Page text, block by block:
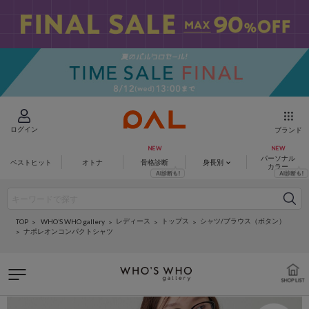
ログイン ブランド
ベストヒット オトナ 骨格診断 身長別
パーソナル
カラー
TOP WHO’S WHO gallery レディース トップス
シャツ/ブラウス（ボタン）
ナポレオンコンパクトシャツ